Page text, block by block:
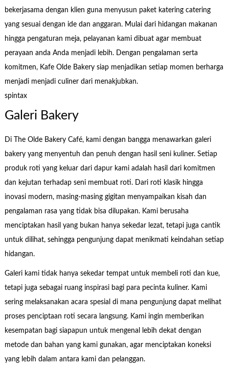
bekerjasama dengan klien guna menyusun paket katering catering
yang sesuai dengan ide dan anggaran. Mulai dari hidangan makanan
hingga pengaturan meja, pelayanan kami dibuat agar membuat
perayaan anda Anda menjadi lebih. Dengan pengalaman serta
komitmen, Kafe Olde Bakery siap menjadikan setiap momen berharga
menjadi menjadi culiner dari menakjubkan.
spintax
Galeri Bakery
Di The Olde Bakery Café, kami dengan bangga menawarkan galeri
bakery yang menyentuh dan penuh dengan hasil seni kuliner. Setiap
produk roti yang keluar dari dapur kami adalah hasil dari komitmen
dan kejutan terhadap seni membuat roti. Dari roti klasik hingga
inovasi modern, masing-masing gigitan menyampaikan kisah dan
pengalaman rasa yang tidak bisa dilupakan. Kami berusaha
menciptakan hasil yang bukan hanya sekedar lezat, tetapi juga cantik
untuk dilihat, sehingga pengunjung dapat menikmati keindahan setiap
hidangan.
Galeri kami tidak hanya sekedar tempat untuk membeli roti dan kue,
tetapi juga sebagai ruang inspirasi bagi para pecinta kuliner. Kami
sering melaksanakan acara spesial di mana pengunjung dapat melihat
proses penciptaan roti secara langsung. Kami ingin memberikan
kesempatan bagi siapapun untuk mengenal lebih dekat dengan
metode dan bahan yang kami gunakan, agar menciptakan koneksi
yang lebih dalam antara kami dan pelanggan.